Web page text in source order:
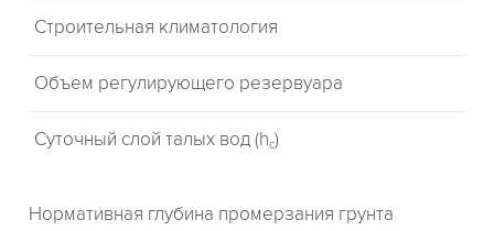
Строительная климатология
Объем регулирующего резервуара
Суточный слой талых вод (hc)
Нормативная глубина промерзания грунта